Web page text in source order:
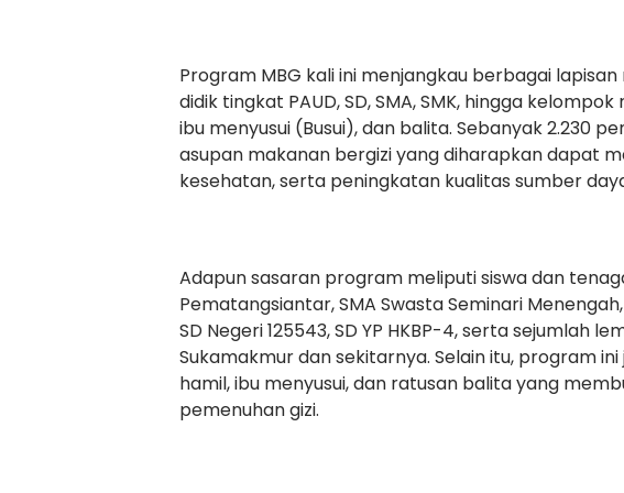
Program MBG kali ini menjangkau berbagai
didik tingkat PAUD, SD, SMA, SMK, hingga
ibu menyusui (Busui), dan balita. Sebanyak 2.230
asupan makanan bergizi yang diharapkan dapat
kesehatan, serta peningkatan kualitas sumber
Adapun sasaran program meliputi siswa dan
Pematangsiantar, SMA Swasta Seminari Menengah,
SD Negeri 125543, SD YP HKBP-4, serta sejumlah
Sukamakmur dan sekitarnya. Selain itu, program
hamil, ibu menyusui, dan ratusan balita yang
pemenuhan gizi.